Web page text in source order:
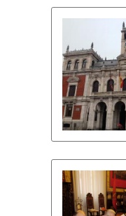
la
noticia
la
noticia